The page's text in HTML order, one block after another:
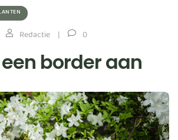
Redactie 0
border aan